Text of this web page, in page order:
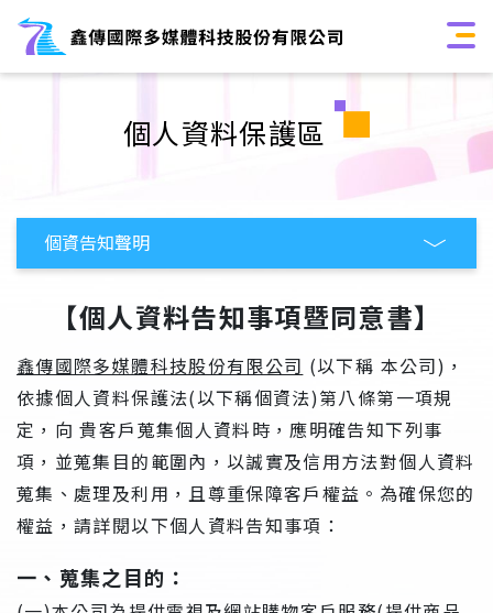
個人資料保護區
【個人資料告知事項暨同意書】
鑫傳國際多媒體科技股份有限公司 (以下稱 本公司)，
依據個人資料保護法(以下稱個資法)第八條第一項規
定，向 貴客戶蒐集個人資料時，應明確告知下列事
項，並蒐集目的範圍內，以誠實及信用方法對個人資料
蒐集、處理及利用，且尊重保障客戶權益。為確保您的
權益，請詳閱以下個人資料告知事項：
一、蒐集之目的：